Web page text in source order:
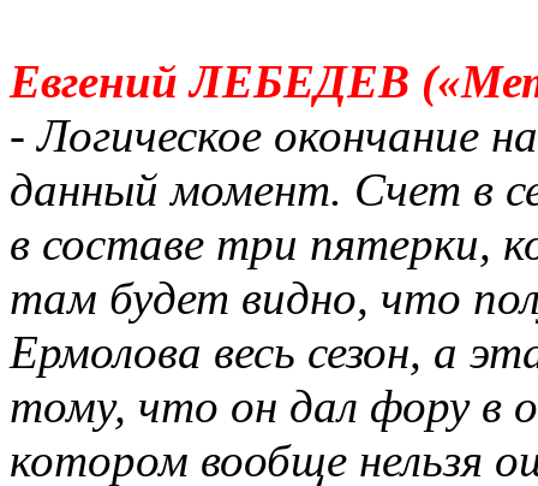
Евгений ЛЕБЕДЕВ
- Логическое окончание
данный момент. Счет в
в составе три пятерки,
там будет видно, что
Ермолова весь сезон, а
тому, что он дал фору в
котором вообще нельзя